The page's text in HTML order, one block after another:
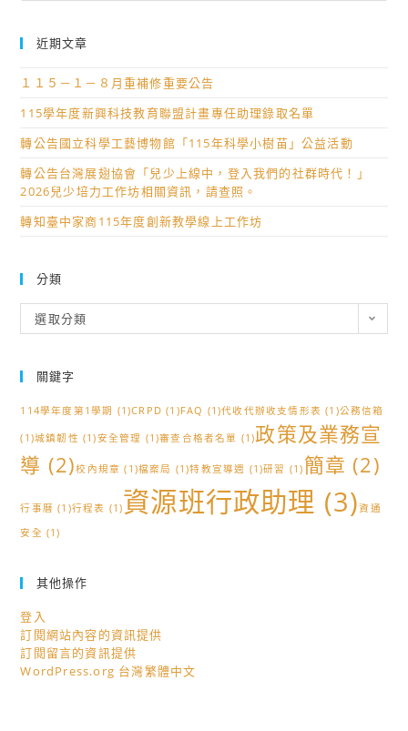
近期文章
１１５－１－８月重補修重要公告
115學年度新興科技教育聯盟計畫專任助理錄取名單
轉公告國立科學工藝博物館「115年科學小樹苗」公益活動
轉公告台灣展翅協會「兒少上線中，登入我們的社群時代！」
2026兒少培力工作坊相關資訊，請查照。
轉知臺中家商115年度創新教學線上工作坊
分類
類
選取分類
關鍵字
114學年度第1學期 (1)CRPD (1)FAQ (1)代收代辦收支情形表 (1)公務信箱
(1)城鎮韌性 (1)安全管理 (1)審查合格者名單 (1)政策及業務宣
導 (2)校內規章 (1)檔案局 (1)特教宣導週 (1)研習 (1) 簡章 (2)
行事曆 (1)行程表 (1)資源班行政助理 (3)資通
安全 (1)
其他操作
登入
訂閱網站內容的資訊提供
訂閱留言的資訊提供
WordPress.org 台灣繁體中文